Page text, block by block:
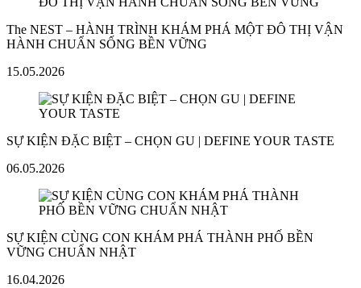
The NEST – HÀNH TRÌNH KHÁM PHÁ MỘT ĐÔ THỊ VẬN
HÀNH CHUẨN SỐNG BỀN VỮNG
15.05.2026
SỰ KIỆN ĐẶC BIỆT – CHỌN GU | DEFINE YOUR TASTE
06.05.2026
SỰ KIỆN CÙNG CON KHÁM PHÁ THÀNH PHỐ BỀN
VỮNG CHUẨN NHẬT
16.04.2026